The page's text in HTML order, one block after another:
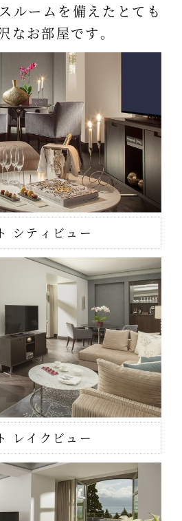
ルームを備えたとても
なお部屋です。
シティビュー
レイクビュー